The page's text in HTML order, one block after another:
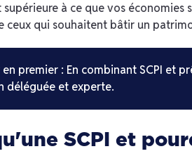
à ce que vos
ceux qui souhaitent bâtir un
premier : En combinant SCPI et
déléguée et experte.
SCPI et